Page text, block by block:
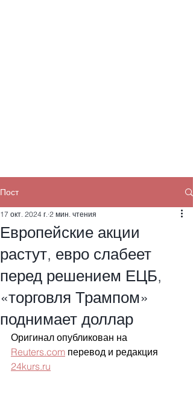
Пост
Европейские акции
растут, евро слабеет
перед решением ЕЦБ,
«торговля Трампом»
поднимает доллар
17 окт. 2024 г. 2 мин. чтения
Оригинал опубликован на
Reuters.com перевод и редакция
24kurs.ru